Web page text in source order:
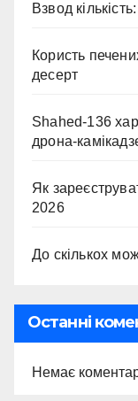
Взвод
Користь
десерт
Shahed-136
дрона-
Як
2026
До скількох
Останні
Немає